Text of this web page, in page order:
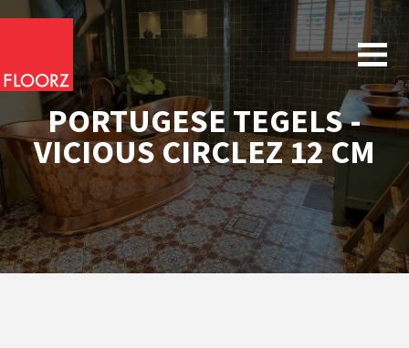
PORTUGESE TEGELS -
VICIOUS CIRCLEZ 12 CM